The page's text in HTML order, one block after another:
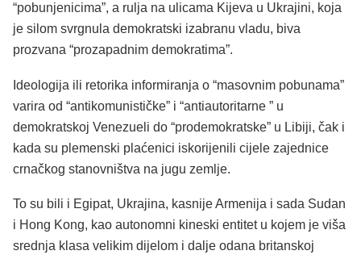
“pobunjenicima”, a rulja na ulicama Kijeva u Ukrajini, koja
je silom svrgnula demokratski izabranu vladu, biva
prozvana “prozapadnim demokratima”.
Ideologija ili retorika informiranja o “masovnim pobunama”
varira od “antikomunističke” i “antiautoritarne ” u
demokratskoj Venezueli do “prodemokratske” u Libiji, čak i
kada su plemenski plaćenici iskorijenili cijele zajednice
crnačkog stanovništva na jugu zemlje.
To su bili i Egipat, Ukrajina, kasnije Armenija i sada Sudan
i Hong Kong, kao autonomni kineski entitet u kojem je viša
srednja klasa velikim dijelom i dalje odana britanskoj